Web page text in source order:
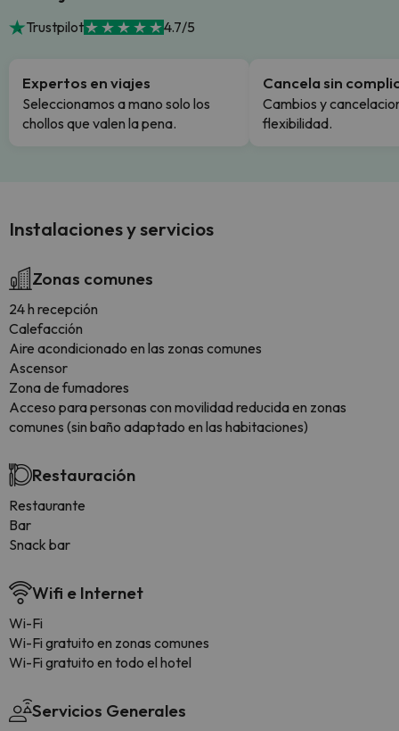
Trustpilot 4.7/5
Expertos en viajes
Seleccionamos a mano solo los
chollos que valen la pena.
Cancela sin
Cambios y
flexibilidad.
Instalaciones y servicios
Zonas comunes
24 h recepción
Calefacción
Aire acondicionado en las zonas comunes
Ascensor
Zona de fumadores
Acceso para personas con movilidad reducida en zonas
comunes (sin baño adaptado en las habitaciones)
Restauración
Restaurante
Bar
Snack bar
Wifi e Internet
Wi-Fi
Wi-Fi gratuito en zonas comunes
Wi-Fi gratuito en todo el hotel
Servicios Generales